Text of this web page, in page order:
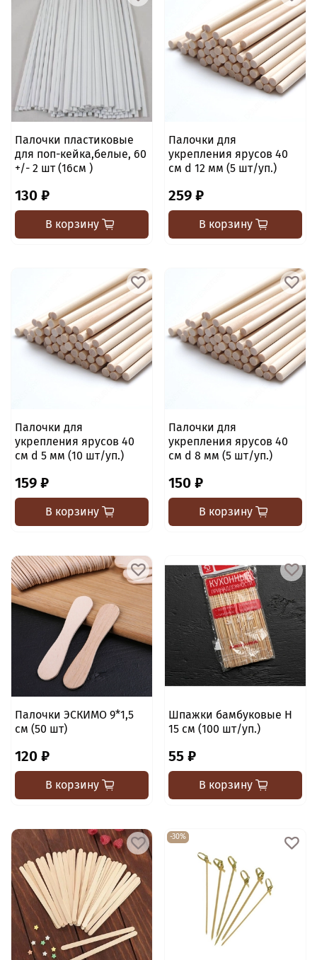
Палочки пластиковые
для поп-кейка,белые, 60
+/- 2 шт (16см )
130 ₽
В корзину
Палочки для
укрепления ярусов 40
см d 12 мм (5 шт/уп.)
259 ₽
В корзину
Палочки для
укрепления ярусов 40
см d 5 мм (10 шт/уп.)
159 ₽
В корзину
Палочки для
укрепления ярусов 40
см d 8 мм (5 шт/уп.)
150 ₽
В корзину
Палочки ЭСКИМО 9*1,5
см (50 шт)
120 ₽
В корзину
Шпажки бамбуковые H
15 см (100 шт/уп.)
55 ₽
В корзину
-30%